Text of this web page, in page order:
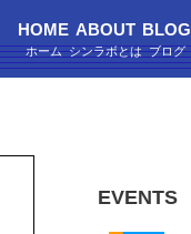
HOME ABOUT BLOG
EVENTS